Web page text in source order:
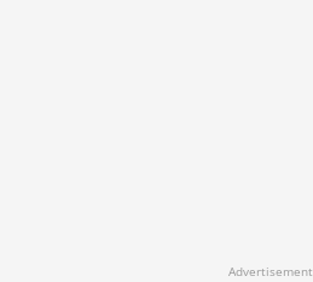
Advertisement